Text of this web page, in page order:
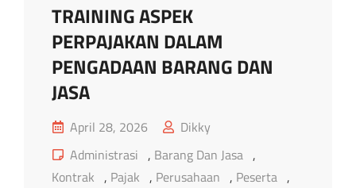
TRAINING ASPEK
PERPAJAKAN DALAM
PENGADAAN BARANG DAN
JASA
Posted
on
April 28, 2026
Dikky
Cat
Links
Administrasi , Barang Dan Jasa ,
Kontrak , Pajak , Perusahaan , Peserta ,